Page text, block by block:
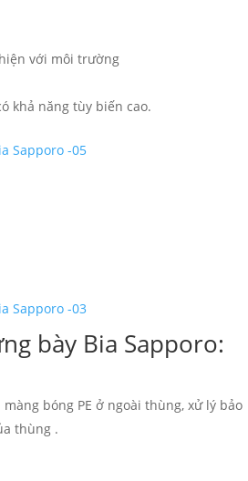
với môi trường
khả năng tùy biến cao.
bày Bia Sapporo:
bóng PE ở ngoài thùng, xử lý bảo
thùng .